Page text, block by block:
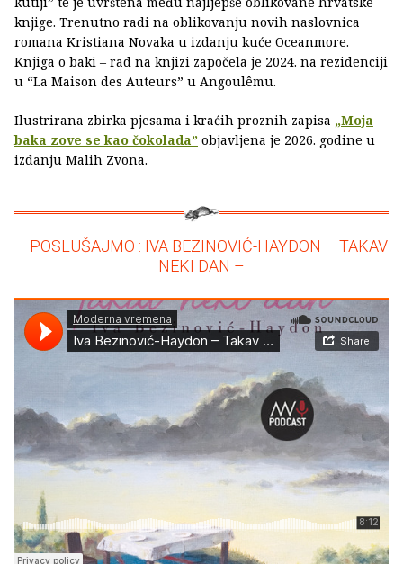
knjige. Trenutno radi na oblikovanju novih naslovnica
romana Kristiana Novaka u izdanju kuće Oceanmore.
Knjiga o baki – rad na knjizi započela je 2024. na rezidenciji
u “La Maison des Auteurs” u Angoulêmu.
Ilustrirana zbirka pjesama i kraćih proznih zapisa „Moja
baka zove se kao čokolada” objavljena je 2026. godine u
izdanju Malih Zvona.
– POSLUŠAJMO : IVA BEZINOVIĆ-HAYDON – TAKAV
NEKI DAN –